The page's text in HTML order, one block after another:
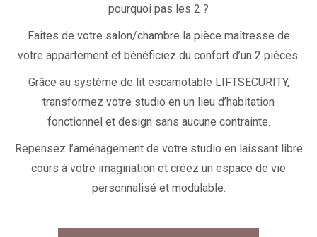
pourquoi pas les 2 ?
Faites de votre salon/chambre la pièce maîtresse de
votre appartement et bénéficiez du confort d’un 2 pièces.
Grâce au système de lit escamotable LIFTSECURITY,
transformez votre studio en un lieu d’habitation
fonctionnel et design sans aucune contrainte.
Repensez l’aménagement de votre studio en laissant libre
cours à votre imagination et créez un espace de vie
personnalisé et modulable.